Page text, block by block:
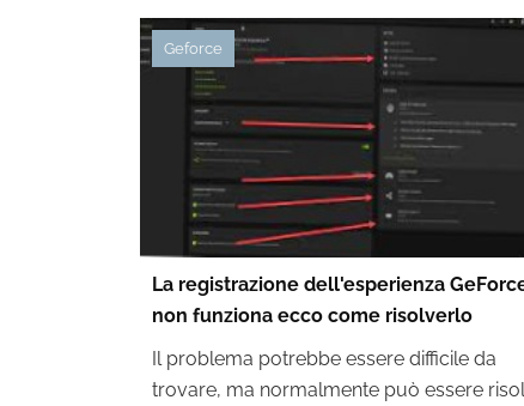
Geforce
La registrazione dell'esperienza
non funziona ecco come risolverlo
Il problema potrebbe essere difficile da
trovare, ma normalmente può essere